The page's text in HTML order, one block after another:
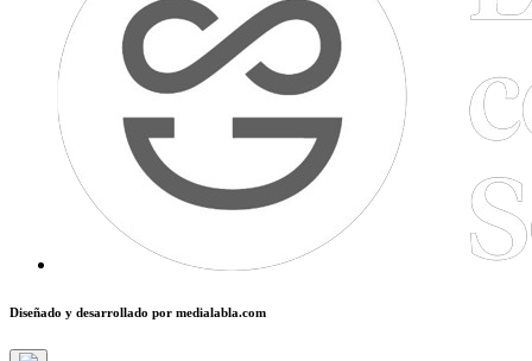
Diseñado y desarrollado por medialabla.com